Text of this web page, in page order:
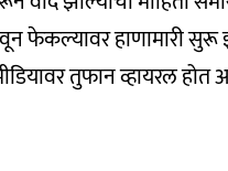
फेकल्यावर हाणामारी सुरू
तुफान व्हायरल होत